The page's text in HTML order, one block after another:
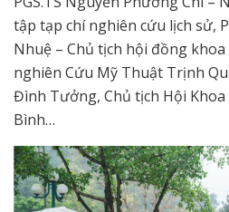
tập tạp chí nghiên cứu lịch sử,
Nhuệ – Chủ tịch hội đồng
nghiên Cứu Mỹ Thuật Trịnh
Đình Tưởng, Chủ tịch Hội
Bình…